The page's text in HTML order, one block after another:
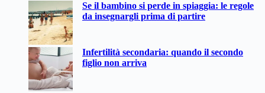
Se il bambino si perde in spiaggia: le regole
da insegnargli prima di partire
Infertilità secondaria: quando il secondo
figlio non arriva